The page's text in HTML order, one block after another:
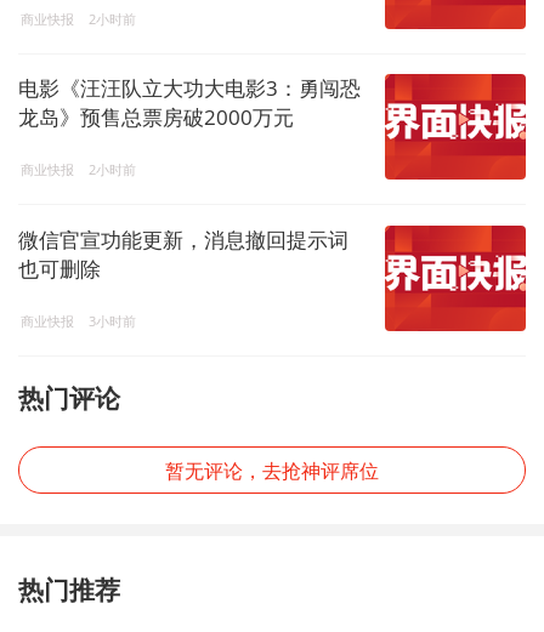
商业快报 2小时前
电影《汪汪队立大功大电影3：勇闯恐
龙岛》预售总票房破2000万元
商业快报 2小时前
微信官宣功能更新，消息撤回提示词
也可删除
商业快报 3小时前
热门评论
暂无评论，去抢神评席位
热门推荐